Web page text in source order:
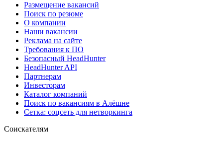
Размещение вакансий
Поиск по резюме
О компании
Наши вакансии
Реклама на сайте
Требования к ПО
Безопасный HeadHunter
HeadHunter API
Партнерам
Инвесторам
Каталог компаний
Поиск по вакансиям в Алёшне
Сетка: соцсеть для нетворкинга
Соискателям